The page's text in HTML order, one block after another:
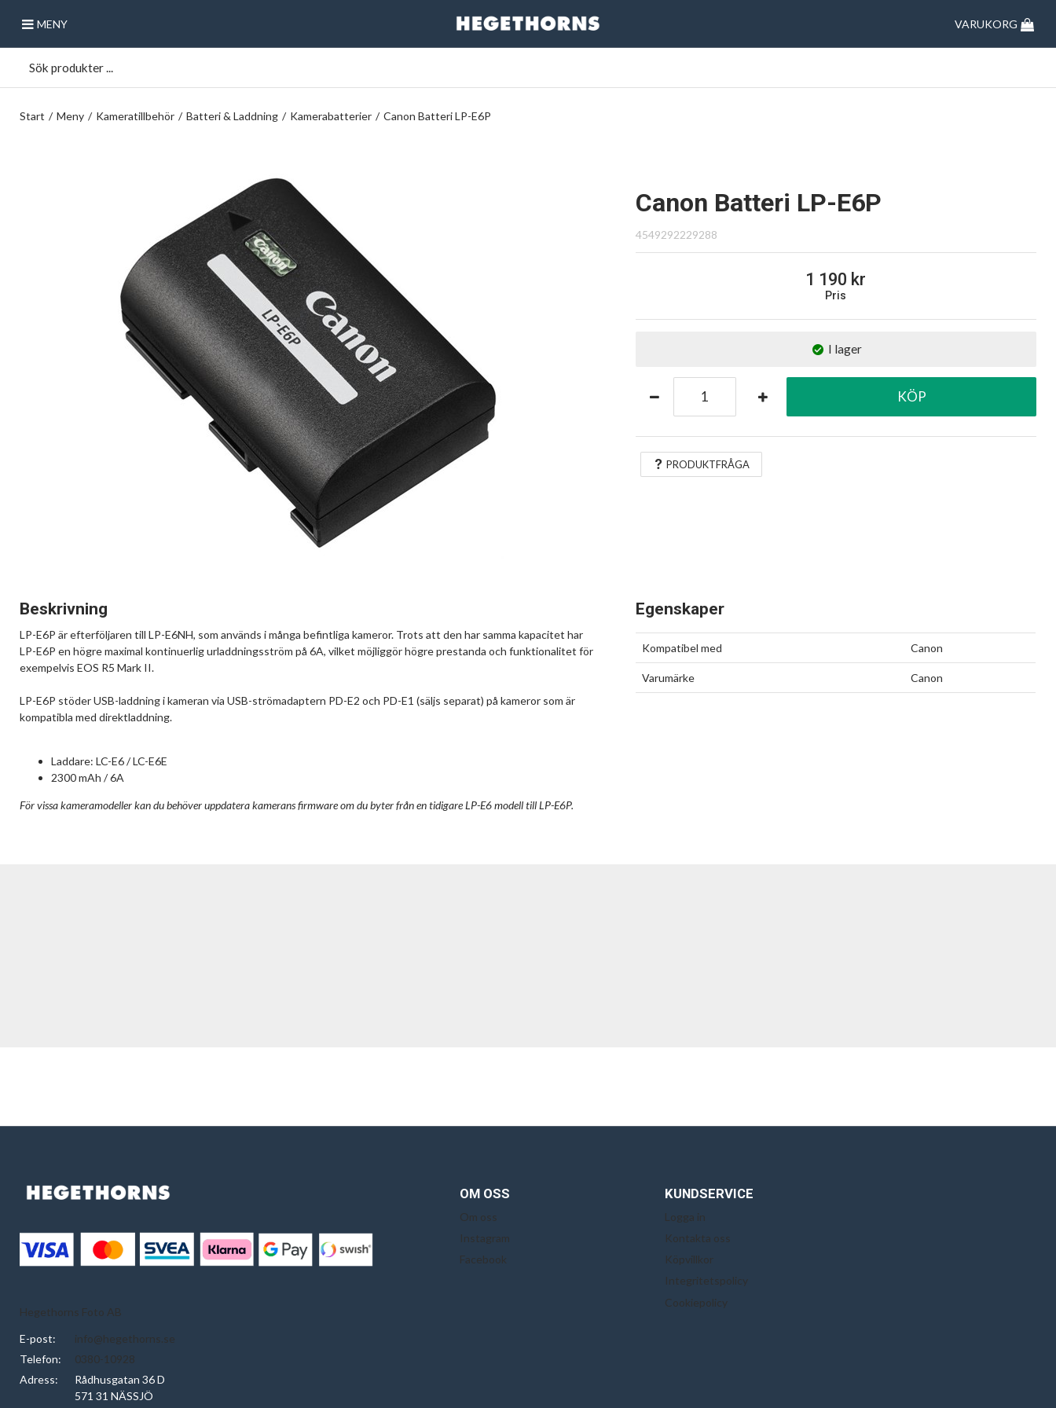
MENY VARUKORG
Start / Meny / Kameratillbehör / Batteri & Laddning / Kamerabatterier / Canon Batteri LP-E6P
Canon Batteri LP-E6P
4549292229288
Pris
1 190
I lager
PRODUKTFRÅGA
KÖP
Beskrivning
LP-E6P är efterföljaren till LP-E6NH, som används i många befintliga kameror. Trots att den har samma kapacitet har
LP-E6P en högre maximal kontinuerlig urladdningsström på 6A, vilket möjliggör högre prestanda och funktionalitet för
exempelvis EOS R5 Mark II.
LP-E6P stöder USB-laddning i kameran via USB-strömadaptern PD-E2 och PD-E1 (säljs separat) på kameror som är
kompatibla med direktladdning.
Laddare: LC-E6 / LC-E6E
2300 mAh / 6A
För vissa kameramodeller kan du behöver uppdatera kamerans firmware om du byter från en tidigare LP-E6 modell till LP-E6P.
Egenskaper
Kompatibel med Canon
Varumärke Canon
Hegethorns Foto AB
E-post:
info@hegethorns.se
Telefon:
0380-10928
Adress:
Rådhusgatan 36 D
571 31 NÄSSJÖ
OM OSS
Om oss
Instagram
Facebook
KUNDSERVICE
Logga in
Kontakta oss
Köpvillkor
Integritetspolicy
Cookiepolicy